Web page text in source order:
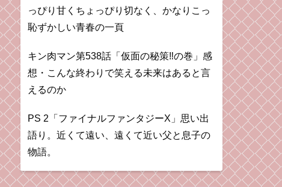
っぴり甘くちょっぴり切なく、かなりこっ
恥ずかしい青春の一頁
キン肉マン第538話「仮面の秘策‼︎の巻」感
想・こんな終わりで笑える未来はあると言
えるのか
PS 2「ファイナルファンタジーX」思い出
語り。近くて遠い、遠くて近い父と息子の
物語。